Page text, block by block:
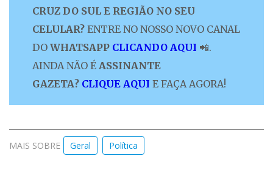
CRUZ DO SUL E REGIÃO NO SEU
CELULAR? ENTRE NO NOSSO NOVO CANAL
DO WHATSAPP CLICANDO AQUI 📲.
AINDA NÃO É ASSINANTE
GAZETA? CLIQUE AQUI E FAÇA AGORA!
MAIS SOBRE Geral Política